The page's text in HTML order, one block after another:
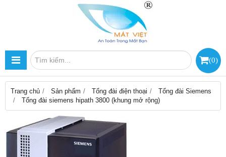
(0)
Trang chủ Sản phẩm Tổng đài điện thoại
Tổng đài Siemens
Tổng đài siemens hipath 3800 (khung mở rộng)